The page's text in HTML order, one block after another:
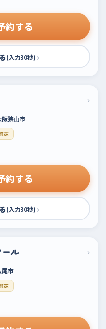
約する
(入力30秒) ›
›
阪狭山市
定
約する
(入力30秒) ›
ール ›
尾市
定